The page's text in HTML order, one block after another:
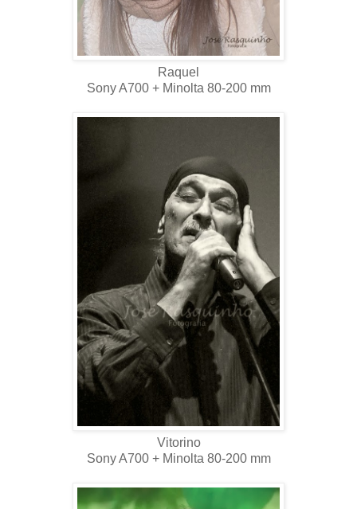
Raquel
Sony A700 + Minolta 80-200 mm
Vitorino
Sony A700 + Minolta 80-200 mm